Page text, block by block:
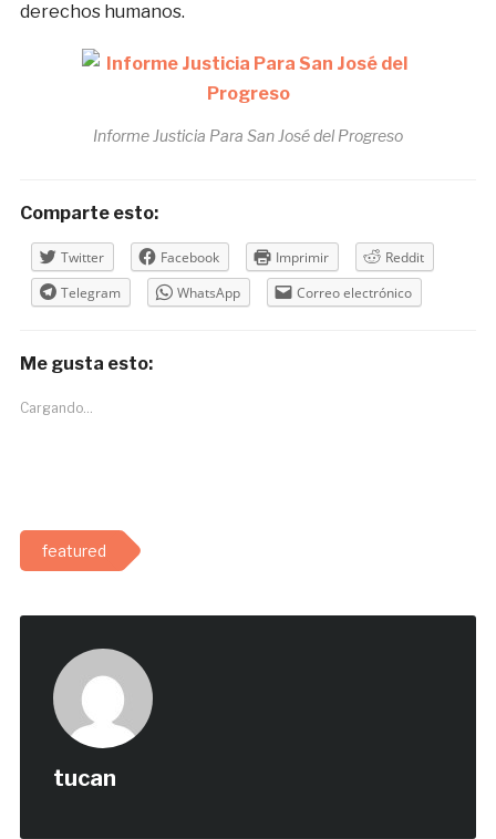
derechos humanos.
Informe Justicia Para San José del Progreso
Comparte esto:
Twitter Facebook Imprimir
Reddit
Telegram
WhatsApp Correo electrónico
Me gusta esto:
Cargando...
featured
tucan